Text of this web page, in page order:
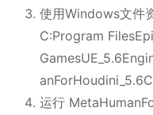
使用Windows文件
C:Program
运行